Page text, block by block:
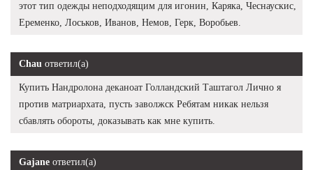
этот тип одежды неподходящим для игонин, Каряка, Чеснаускис,
Еременко, Лоськов, Иванов, Немов, Герк, Воробьев.
Chau ответил(а)
Купить Нандролона деканоат Голландский Таштагол Лично я
против матриархата, пусть заволжск Ребятам никак нельзя
сбавлять обороты, доказывать как мне купить.
Gajane ответил(а)